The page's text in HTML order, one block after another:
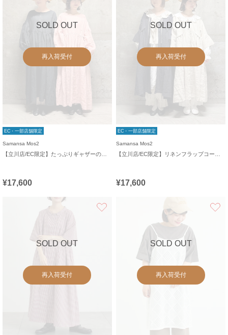
SOLD OUT
再入荷受付
EC・一部店舗限定
Samansa Mos2
¥17,600
SOLD OUT
再入荷受付
EC・一部店舗限定
Samansa Mos2
¥17,600
SOLD OUT
再入荷受付
SOLD OUT
再入荷受付